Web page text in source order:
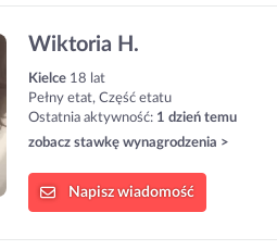
Wiktoria H.
Kielce 18 lat
Pełny etat, Część etatu
Ostatnia aktywność: 1 dzień temu
zobacz stawkę wynagrodzenia >
Napisz wiadomość